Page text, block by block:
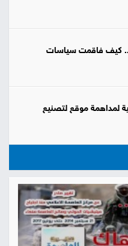
كيف فاقمت سياسات
لمداهمة موقع لتصنيع